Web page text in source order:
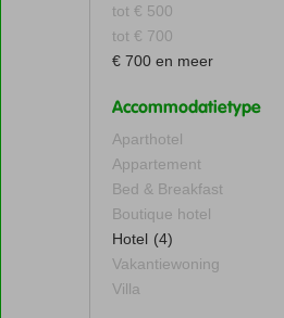
tot € 500
tot € 700
€ 700 en meer
Accommodatietype
Aparthotel
Appartement
Bed & Breakfast
Boutique hotel
Hotel (4)
Vakantiewoning
Villa